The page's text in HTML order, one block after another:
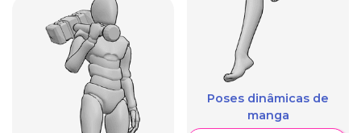
Poses dinâmicas de
manga